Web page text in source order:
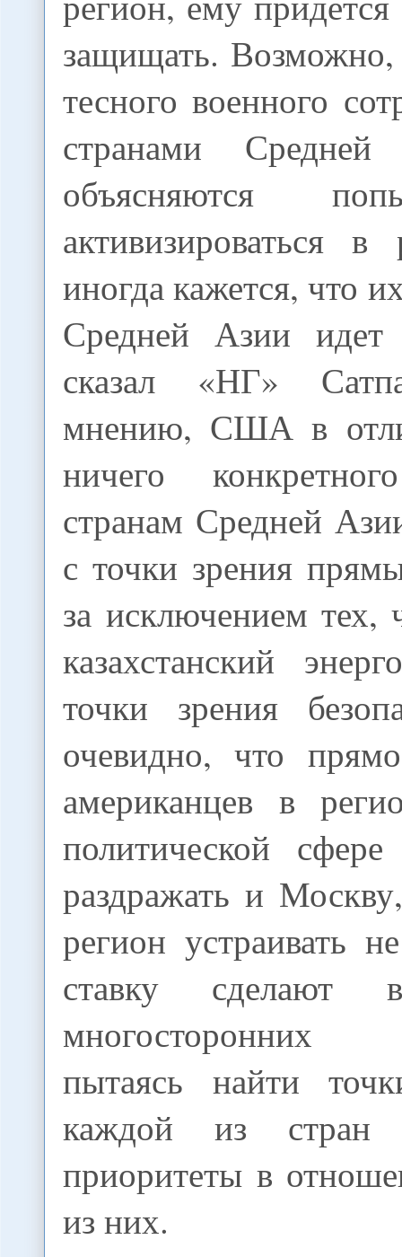
защищать.
тесного военного
странами
объясняются
активизироваться
иногда кажется, что
Средней Азии
сказал «НГ»
мнению, США в
ничего
странам Средней
с точки зрения
за исключением тех,
казахстанский
точки зрения
очевидно, что
американцев в
политической
раздражать и
регион устраивать
ставку
многосторонних
пытаясь найти
каждой из стран
приоритеты в
из них.